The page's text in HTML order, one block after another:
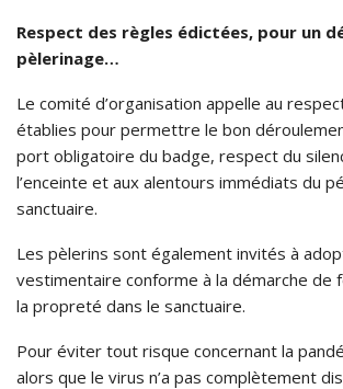
Respect des règles édictées, pour un
pèlerinage…
Le comité d’organisation appelle au
établies pour permettre le bon
port obligatoire du badge, respect du
l’enceinte et aux alentours immédiats du
sanctuaire.
Les pèlerins sont également invités à
vestimentaire conforme à la démarche de
la propreté dans le sanctuaire.
Pour éviter tout risque concernant la
alors que le virus n’a pas complètement